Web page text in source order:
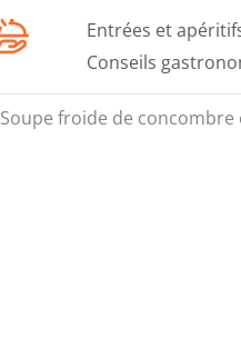
Entrées et
Conseils
Soupe froide de